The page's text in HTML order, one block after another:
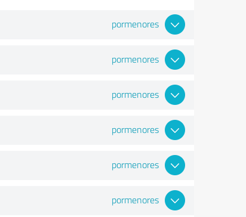
pormenores
pormenores
pormenores
pormenores
pormenores
pormenores